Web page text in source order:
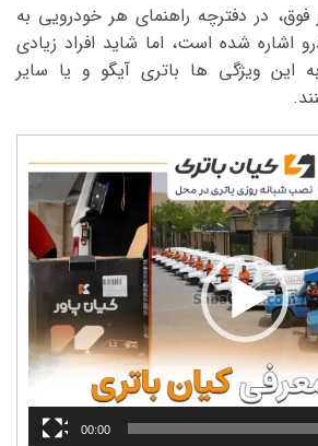
فوق، در دفترچه راهنمای هر خودرویی به
اشاره شده است، اما شاید افراد زیادی
این ویژگی ها باتری آیگو و یا سایر
00:00